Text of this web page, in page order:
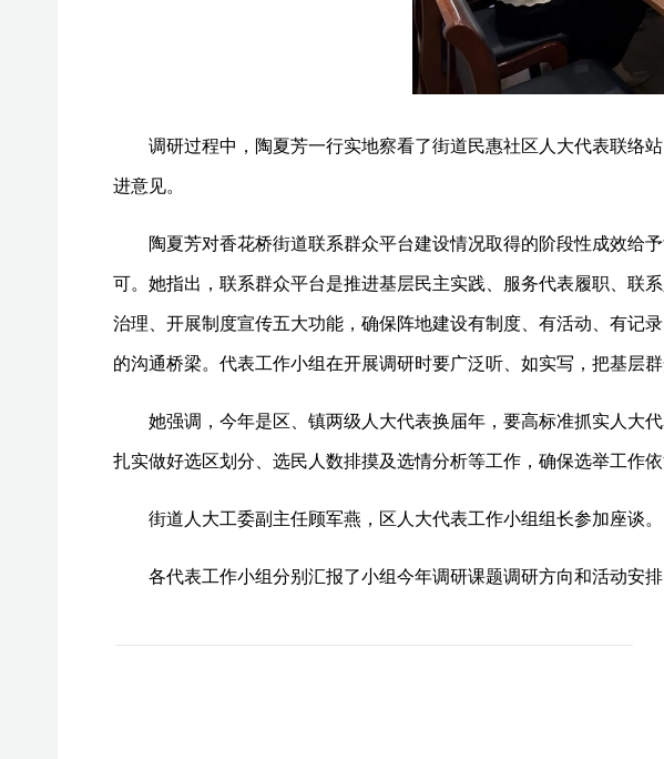
调研过程中，陶夏芳一行实地察看了街道民惠社区人大代表联络
进意见。
陶夏芳对香花桥街道联系群众平台建设情况取得的阶段性成效给
可。她指出，联系群众平台是推进基层民主实践、服务代表履职、联
治理、开展制度宣传五大功能，确保阵地建设有制度、有活动、有记
的沟通桥梁。代表工作小组在开展调研时要广泛听、如实写，把基层
她强调，今年是区、镇两级人大代表换届年，要高标准抓实人大
扎实做好选区划分、选民人数排摸及选情分析等工作，确保选举工作依
街道人大工委副主任顾军燕，区人大代表工作小组组长参加座谈。
各代表工作小组分别汇报了小组今年调研课题调研方向和活动安排